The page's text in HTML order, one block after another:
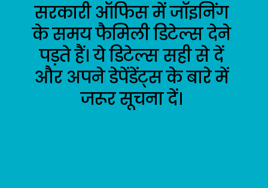
सरकारी ऑफिस में जॉइनिंग
के समय फैमिली डिटेल्स देने
पड़ते हैं। ये डिटेल्स सही से दें
और अपने डेपेंडेंट्स के बारे में
जरूर सूचना दें।